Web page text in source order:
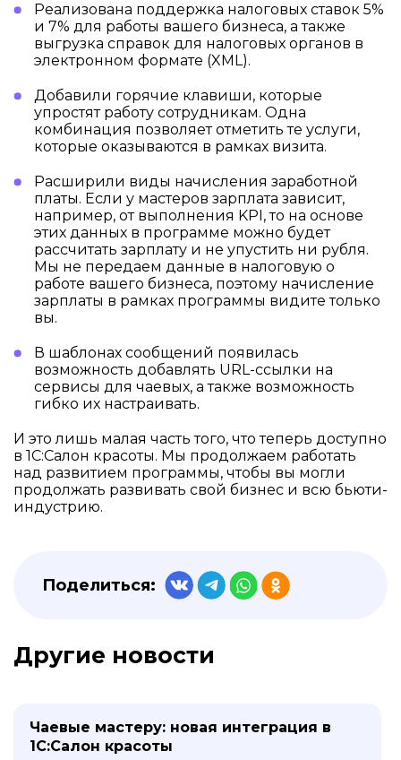
Реализована поддержка налоговых ставок 5%
и 7% для работы вашего бизнеса, а также
выгрузка справок для налоговых органов в
электронном формате (XML).
Добавили горячие клавиши, которые
упростят работу сотрудникам. Одна
комбинация позволяет отметить те услуги,
которые оказываются в рамках визита.
Расширили виды начисления заработной
платы. Если у мастеров зарплата зависит,
например, от выполнения KPI, то на основе
этих данных в программе можно будет
рассчитать зарплату и не упустить ни рубля.
Мы не передаем данные в налоговую о
работе вашего бизнеса, поэтому начисление
зарплаты в рамках программы видите только
вы.
В шаблонах сообщений появилась
возможность добавлять URL-ссылки на
сервисы для чаевых, а также возможность
гибко их настраивать.
И это лишь малая часть того, что теперь доступно
в 1С:Салон красоты. Мы продолжаем работать
над развитием программы, чтобы вы могли
продолжать развивать свой бизнес и всю бьюти-
индустрию.
Поделиться:
Другие новости
Чаевые мастеру: новая интеграция в
1С:Салон красоты